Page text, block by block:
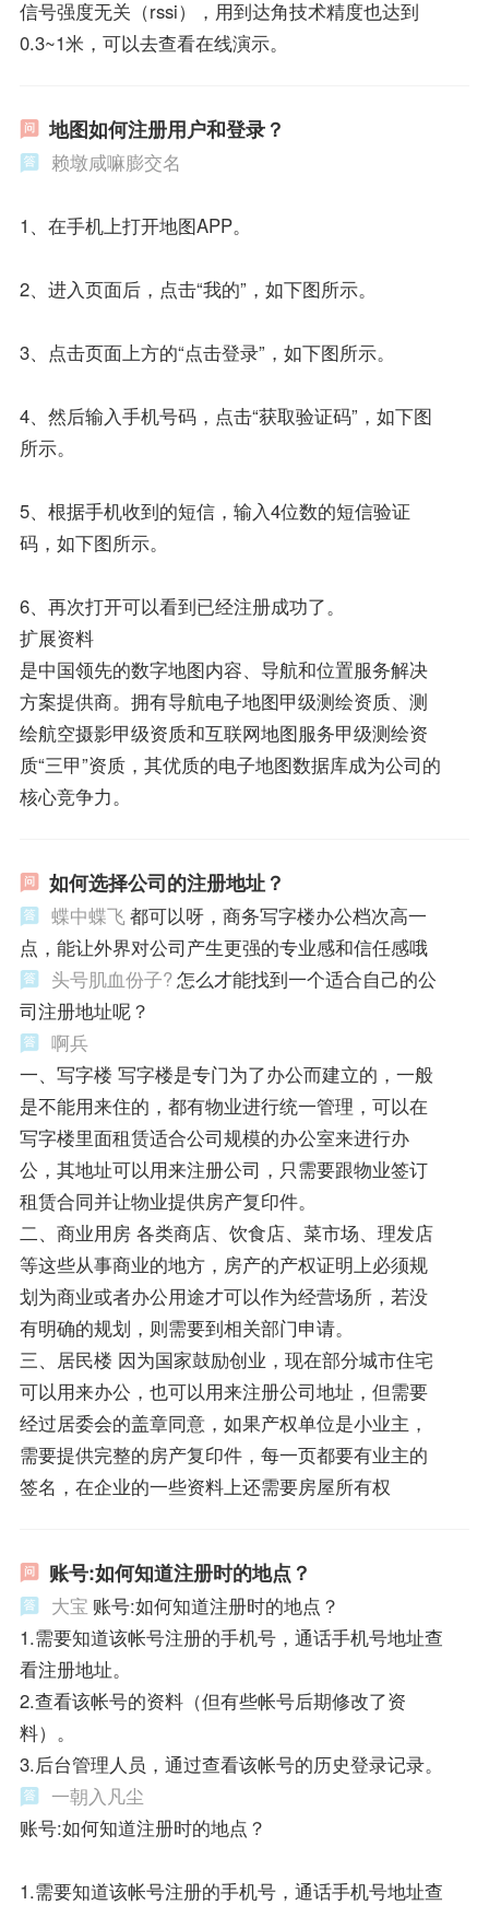
信号强度无关（rssi），用到达角技术精度也达到
0.3~1米，可以去查看在线演示。
地图如何注册用户和登录？
赖墩咸嘛膨交名
1、在手机上打开地图APP。
2、进入页面后，点击“我的”，如下图所示。
3、点击页面上方的“点击登录”，如下图所示。
4、然后输入手机号码，点击“获取验证码”，如下图
所示。
5、根据手机收到的短信，输入4位数的短信验证
码，如下图所示。
6、再次打开可以看到已经注册成功了。
扩展资料
是中国领先的数字地图内容、导航和位置服务解决
方案提供商。拥有导航电子地图甲级测绘资质、测
绘航空摄影甲级资质和互联网地图服务甲级测绘资
质“三甲”资质，其优质的电子地图数据库成为公司的
核心竞争力。
如何选择公司的注册地址？
蝶中蝶飞 都可以呀，商务写字楼办公档次高一
点，能让外界对公司产生更强的专业感和信任感哦
头号肌血份子?怎么才能找到一个适合自己的公
司注册地址呢？
啊兵
一、写字楼 写字楼是专门为了办公而建立的，一般
是不能用来住的，都有物业进行统一管理，可以在
写字楼里面租赁适合公司规模的办公室来进行办
公，其地址可以用来注册公司，只需要跟物业签订
租赁合同并让物业提供房产复印件。
二、商业用房 各类商店、饮食店、菜市场、理发店
等这些从事商业的地方，房产的产权证明上必须规
划为商业或者办公用途才可以作为经营场所，若没
有明确的规划，则需要到相关部门申请。
三、居民楼 因为国家鼓励创业，现在部分城市住宅
可以用来办公，也可以用来注册公司地址，但需要
经过居委会的盖章同意，如果产权单位是小业主，
需要提供完整的房产复印件，每一页都要有业主的
签名，在企业的一些资料上还需要房屋所有权
账号:如何知道注册时的地点？
大宝 账号:如何知道注册时的地点？
1.需要知道该帐号注册的手机号，通话手机号地址查
看注册地址。
2.查看该帐号的资料（但有些帐号后期修改了资
料）。
3.后台管理人员，通过查看该帐号的历史登录记录。
一朝入凡尘
账号:如何知道注册时的地点？
1.需要知道该帐号注册的手机号，通话手机号地址查